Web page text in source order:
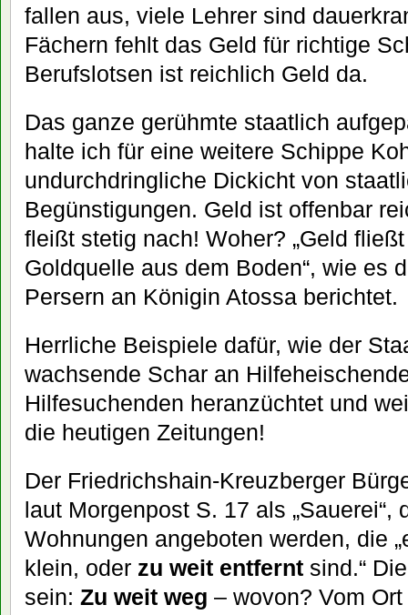
fallen aus, viele Lehrer sind
Fächern fehlt das Geld für richtige
Berufslotsen ist reichlich Geld da.
Das ganze gerühmte staatlich
halte ich für eine weitere Schippe
undurchdringliche Dickicht von
Begünstigungen. Geld ist offenbar
fleißt stetig nach! Woher? „Geld
Goldquelle aus dem Boden“, wie es
Persern an Königin Atossa berichtet.
Herrliche Beispiele dafür, wie der
wachsende Schar an
Hilfesuchenden heranzüchtet und
die heutigen Zeitungen!
Der Friedrichshain-Kreuzberger
laut Morgenpost S. 17 als „Sauerei“,
Wohnungen angeboten werden, die
klein, oder zu weit entfernt sind.“
sein: Zu weit weg – wovon? Vom